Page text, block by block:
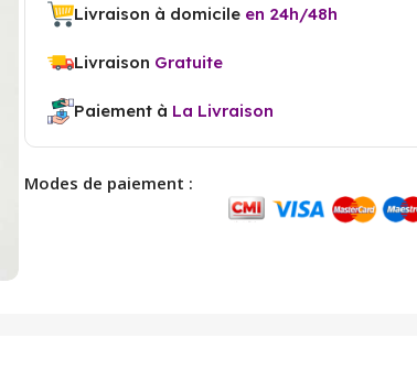
Livraison à domicile en 24h/48h
Livraison Gratuite
Paiement à La Livraison
Modes de paiement :